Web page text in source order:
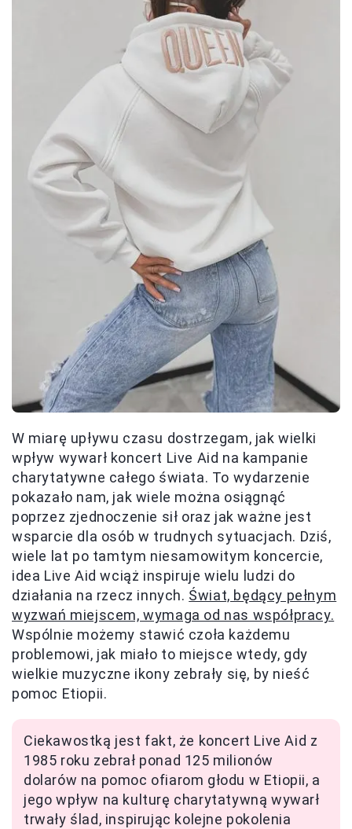
W miarę upływu czasu dostrzegam, jak wielki
wpływ wywarł koncert Live Aid na kampanie
charytatywne całego świata. To wydarzenie
pokazało nam, jak wiele można osiągnąć
poprzez zjednoczenie sił oraz jak ważne jest
wsparcie dla osób w trudnych sytuacjach. Dziś,
wiele lat po tamtym niesamowitym koncercie,
idea Live Aid wciąż inspiruje wielu ludzi do
działania na rzecz innych. Świat, będący pełnym
wyzwań miejscem, wymaga od nas współpracy.
Wspólnie możemy stawić czoła każdemu
problemowi, jak miało to miejsce wtedy, gdy
wielkie muzyczne ikony zebrały się, by nieść
pomoc Etiopii.
Ciekawostką jest fakt, że koncert Live Aid z
1985 roku zebrał ponad 125 milionów
dolarów na pomoc ofiarom głodu w Etiopii, a
jego wpływ na kulturę charytatywną wywarł
trwały ślad, inspirując kolejne pokolenia